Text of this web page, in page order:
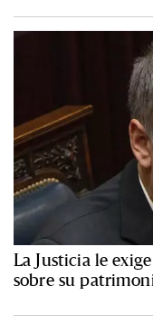
La Justicia le
sobre su